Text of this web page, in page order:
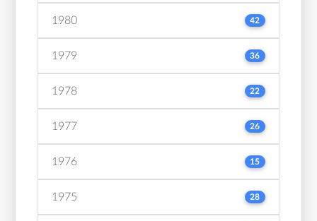
1980 42
1979 36
1978 22
1977 26
1976 15
1975 28